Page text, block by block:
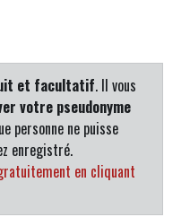
et facultatif. Il vous
votre pseudonyme
personne ne puisse
enregistré.
en cliquant